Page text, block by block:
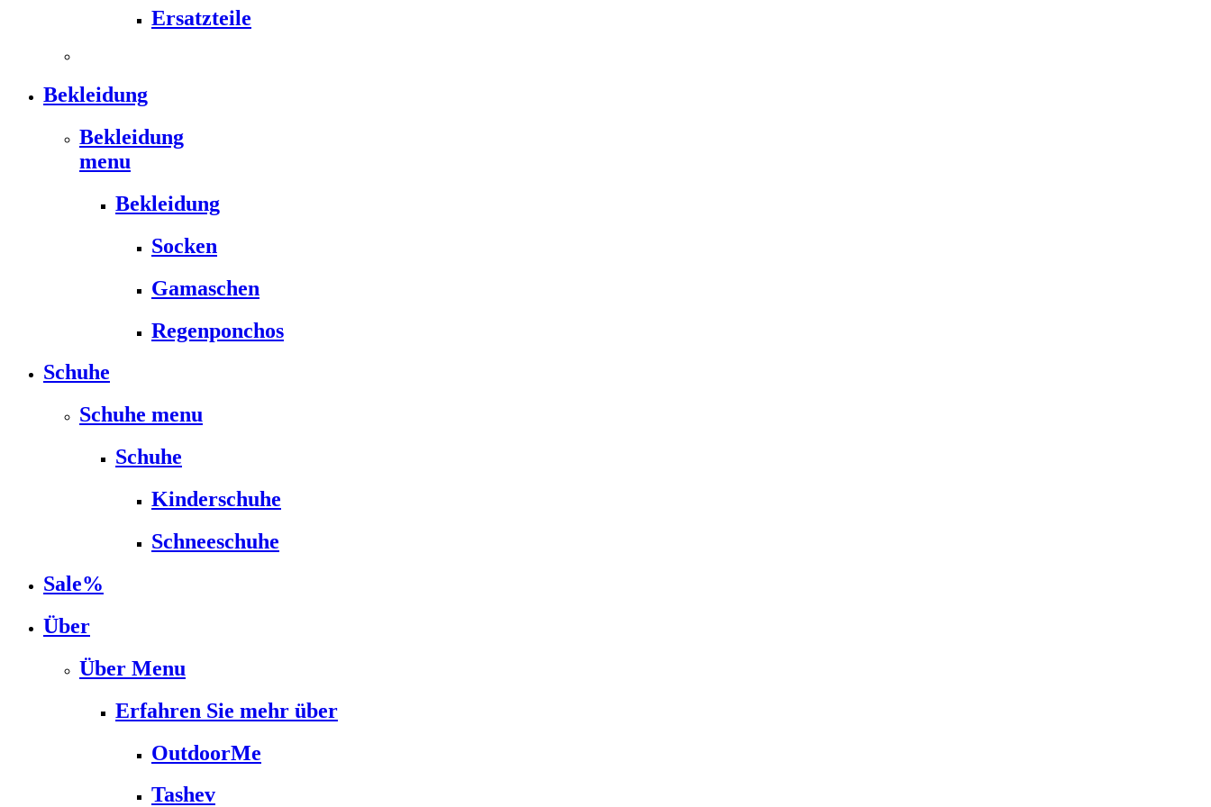
Ersatzteile
Bekleidung
Bekleidung
menu
Bekleidung
Socken
Gamaschen
Regenponchos
Schuhe
Schuhe menu
Schuhe
Kinderschuhe
Schneeschuhe
Sale%
Über
Über Menu
Erfahren Sie mehr über
OutdoorMe
Tashev